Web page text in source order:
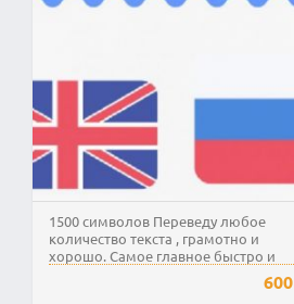
1500 символов Переведу любое
количество текста , грамотно и
хорошо. Самое главное быстро и
600